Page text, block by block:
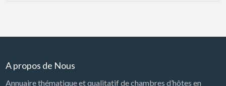
A propos de Nous
Annuaire thématique et qualitatif de chambres d’hôtes en